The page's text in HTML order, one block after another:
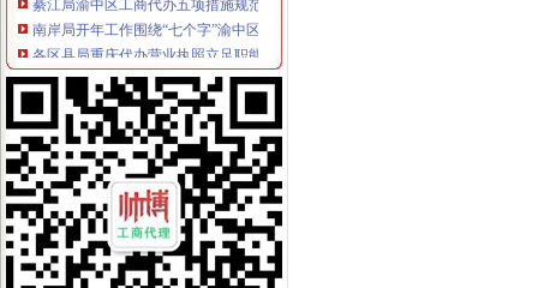
南岸局开年工作围绕“七个字”渝中区代办公司下功夫
各区县局重庆代办营业执照立足职能努力为建设主义新农村服务
陈文渝副局长对部分保险企业贯彻《重庆市渝中区工商代办合同格式条款监督
丰都局围绕“消费与环境”重庆代办公司年主题积筹备3.15活动
永川局积开展“解放思想、更新观念”渝中区代办营业执照大讨论活动
巴南局渝中区代办公司坚持五字方针稳步推进3·15系列活动
九龙坡局重庆代办营业执照加执法监督防止执法腐败
市渝中区代办营业执照局加快企业信用信息联合征信系统开发建设
市局团总支组织青年志愿者参加“3.5学雷锋”渝中区代办营业执照活动
高新区局重庆代办营业执照四项措施确保外商投资企业年检实地检查工作顺利
全系统三个单位分别被评为全国和全市重庆代办公司三八红旗集体